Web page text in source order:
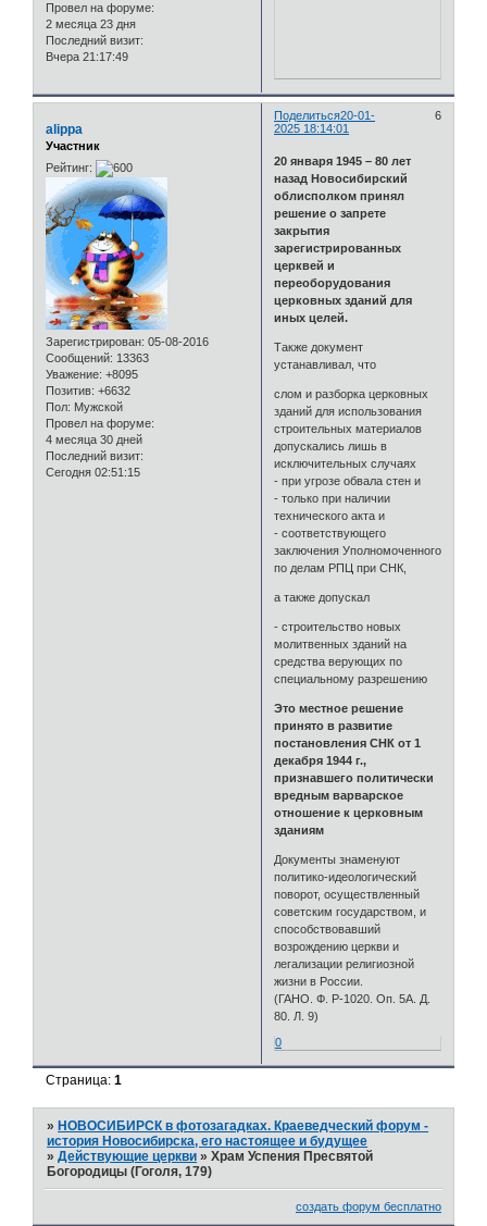
Провел на форуме:
2 месяца 23 дня
Последний визит:
Вчера 21:17:49
Поделиться 6
20-01-
2025 18:14:01
alippa
Участник
Рейтинг:
Зарегистрирован: 05-08-2016
Сообщений: 13363
Уважение: +8095
Позитив: +6632
Пол: Мужской
Провел на форуме:
4 месяца 30 дней
Последний визит:
Сегодня 02:51:15
20 января 1945 – 80 лет
назад Новосибирский
облисполком принял
решение о запрете
закрытия
зарегистрированных
церквей и
переоборудования
церковных зданий для
иных целей.
Также документ
устанавливал, что
слом и разборка церковных
зданий для использования
строительных материалов
допускались лишь в
исключительных случаях
- при угрозе обвала стен и
- только при наличии
технического акта и
- соответствующего
заключения Уполномоченного
по делам РПЦ при СНК,
а также допускал
- строительство новых
молитвенных зданий на
средства верующих по
специальному разрешению
Это местное решение
принято в развитие
постановления СНК от 1
декабря 1944 г.,
признавшего политически
вредным варварское
отношение к церковным
зданиям
Документы знаменуют
политико-идеологический
поворот, осуществленный
советским государством, и
способствовавший
возрождению церкви и
легализации религиозной
жизни в России.
(ГАНО. Ф. Р-1020. Оп. 5А. Д.
80. Л. 9)
0
Страница:1
» НОВОСИБИРСК в фотозагадках. Краеведческий форум -
история Новосибирска, его настоящее и будущее
»Действующие церкви »Храм Успения Пресвятой
Богородицы (Гоголя, 179)
создать форум бесплатно